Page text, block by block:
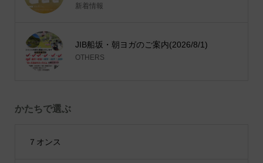
新着情報
JIB船坂・朝ヨガのご案内(2026/8/1)
OTHERS
かたちで選ぶ
７オンス